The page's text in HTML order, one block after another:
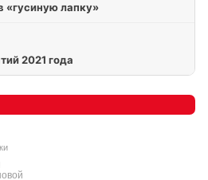
«гусиную лапку»
2021 года